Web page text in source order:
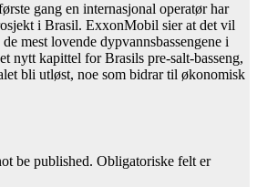
gang en internasjonal operatør har
i Brasil. ExxonMobil sier at det vil
mest lovende dypvannsbassengene i
nytt kapittel for Brasils pre-salt-basseng,
bli utløst, noe som bidrar til økonomisk
be published. Obligatoriske felt er